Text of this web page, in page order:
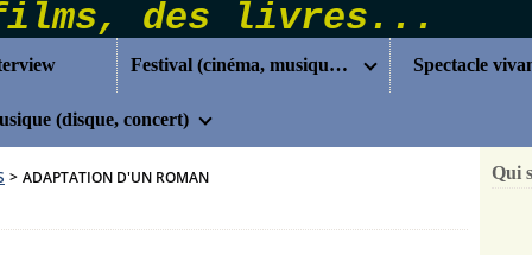
Festival (cinéma, musique...) Spectacle
(disque, concert)
> ADAPTATION D'UN ROMAN Qui